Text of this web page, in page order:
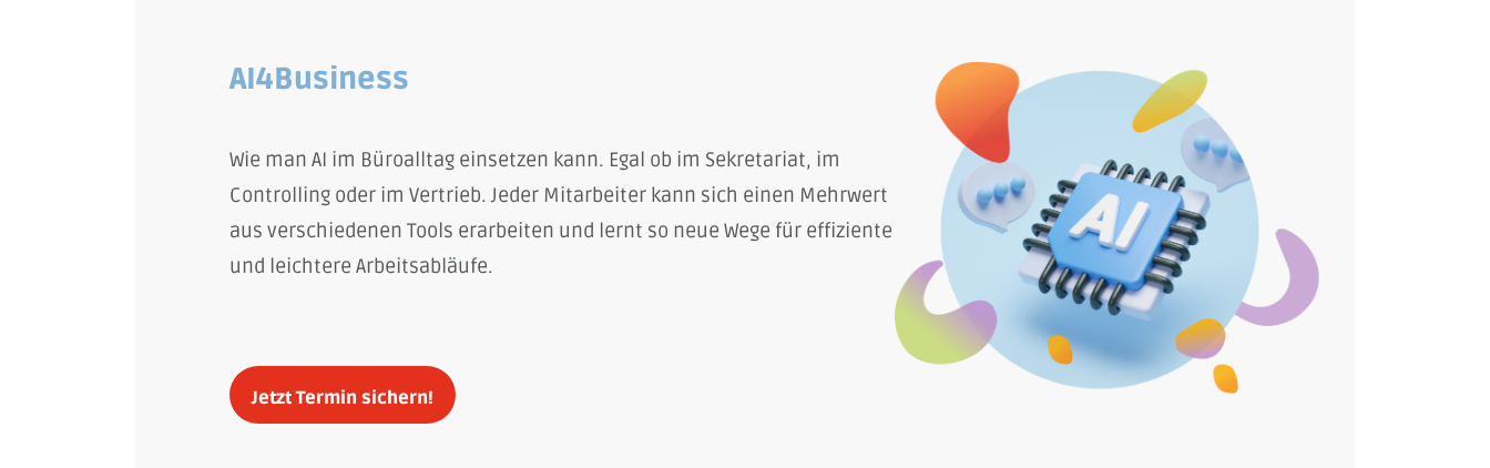
AI4Business
Wie man AI im Büroalltag einsetzen kann. Egal ob im Sekretariat, im
Controlling oder im Vertrieb. Jeder Mitarbeiter kann sich einen Mehrwert
aus verschiedenen Tools erarbeiten und lernt so neue Wege für effiziente
und leichtere Arbeitsabläufe.
Jetzt Termin sichern!